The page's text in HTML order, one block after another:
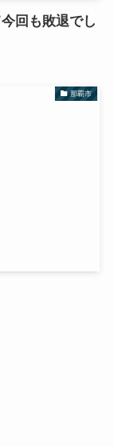
回も敗退でし
那覇市